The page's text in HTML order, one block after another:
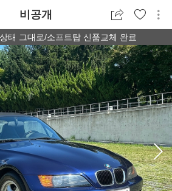
비공개
태 그대로/소프트탑 신품교체 완료